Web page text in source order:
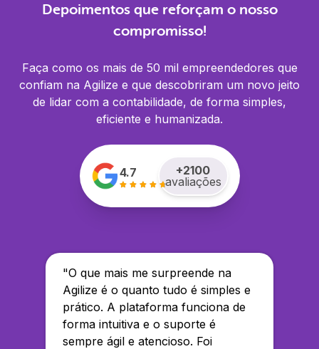
Depoimentos que reforçam o nosso
compromisso!
Faça como os mais de 50 mil empreendedores que
confiam na Agilize e que descobriram um novo jeito
de lidar com a contabilidade, de forma simples,
eficiente e humanizada.
4.7 +2100
avaliações
"O que mais me surpreende na
Agilize é o quanto tudo é simples e
prático. A plataforma funciona de
forma intuitiva e o suporte é
sempre ágil e atencioso. Foi